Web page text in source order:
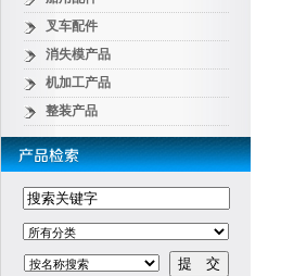
叉车配件
消失模产品
机加工产品
整装产品